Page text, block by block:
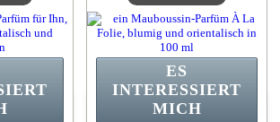
ES
INTERESSIERT
MICH